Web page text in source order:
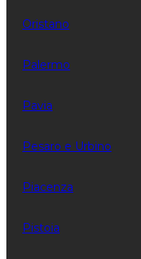
Oristano
Palermo
Pavia
Pesaro e Urbino
Piacenza
Pistoia